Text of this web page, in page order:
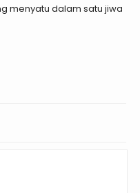
menyatu dalam satu jiwa